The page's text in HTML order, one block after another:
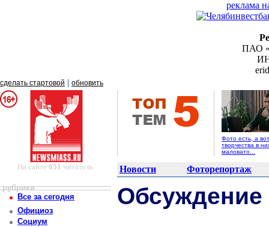
реклама
ПАО
сделать стартовой обновить
Фото есть, а вот
творчества в
маловато...
На сайте651 читатель Новости Фоторепортаж
рубрики
Все за сегодня
Официоз
Социум